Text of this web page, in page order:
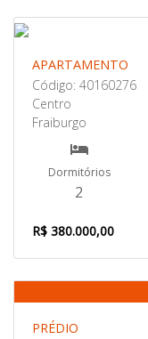
APARTAMENTO
Código: 40160276
Centro
Fraiburgo
Dormitórios
2
R$ 380.000,00
PRÉDIO